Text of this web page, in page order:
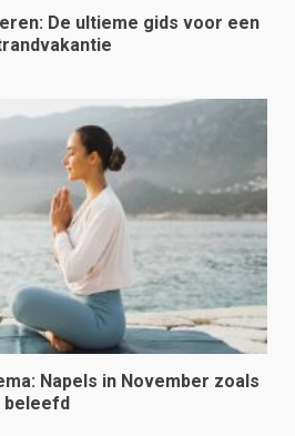
De ultieme gids voor een
Napels in November zoals
beleefd